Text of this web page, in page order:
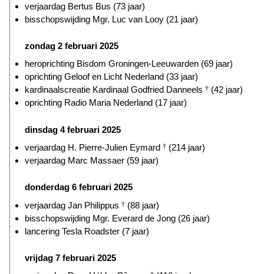
verjaardag Bertus Bus (73 jaar)
bisschopswijding Mgr. Luc van Looy (21 jaar)
zondag 2 februari 2025
heroprichting Bisdom Groningen-Leeuwarden (69 jaar)
oprichting Geloof en Licht Nederland (33 jaar)
kardinaalscreatie Kardinaal Godfried Danneels † (42 jaar)
oprichting Radio Maria Nederland (17 jaar)
dinsdag 4 februari 2025
verjaardag H. Pierre-Julien Eymard † (214 jaar)
verjaardag Marc Massaer (59 jaar)
donderdag 6 februari 2025
verjaardag Jan Philippus † (88 jaar)
bisschopswijding Mgr. Everard de Jong (26 jaar)
lancering Tesla Roadster (7 jaar)
vrijdag 7 februari 2025